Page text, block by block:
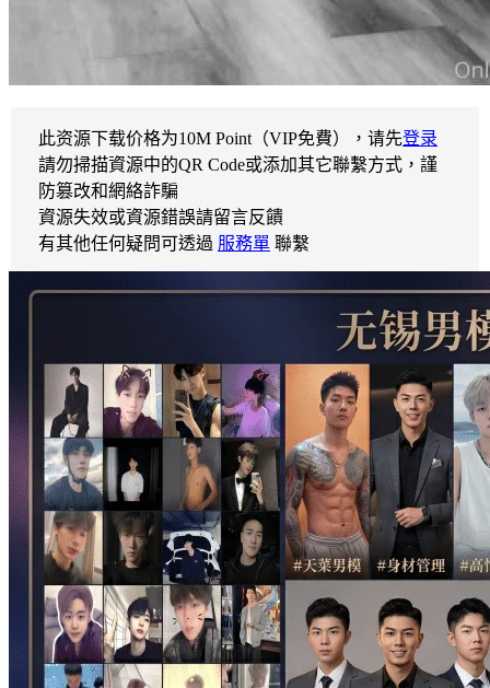
此资源下载价格为10M Point（VIP免費），请先登录
請勿掃描資源中的QR Code或添加其它聯繫方式，謹
防篡改和網絡詐騙
資源失效或資源錯誤請留言反饋
有其他任何疑問可透過 服務單 聯繫